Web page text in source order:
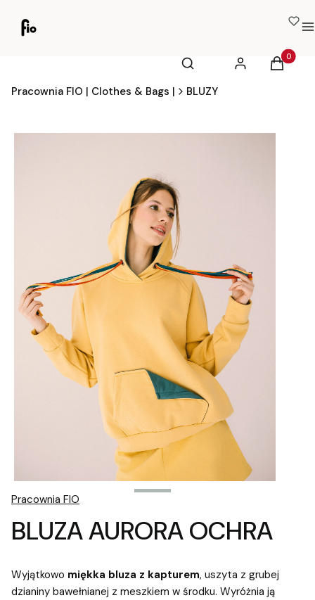
Otwórz wyszukiwarkę
Szukaj Zaloguj sięKoszyk
Pracownia FIO | Clothes & Bags | BLUZY
Pracownia FIO
BLUZA AURORA OCHRA
Wyjątkowo miękka bluza z kapturem, uszyta z grubej
dzianiny bawełnianej z meszkiem w środku. Wyróżnia ją